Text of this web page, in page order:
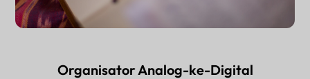
Organisator Analog-ke-Digital